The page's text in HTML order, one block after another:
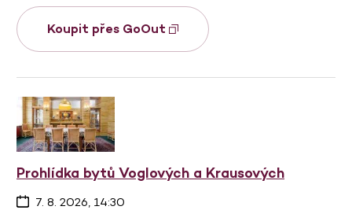
Koupit přes GoOut
Prohlídka bytů Voglových a Krausových
7. 8. 2026, 14:30